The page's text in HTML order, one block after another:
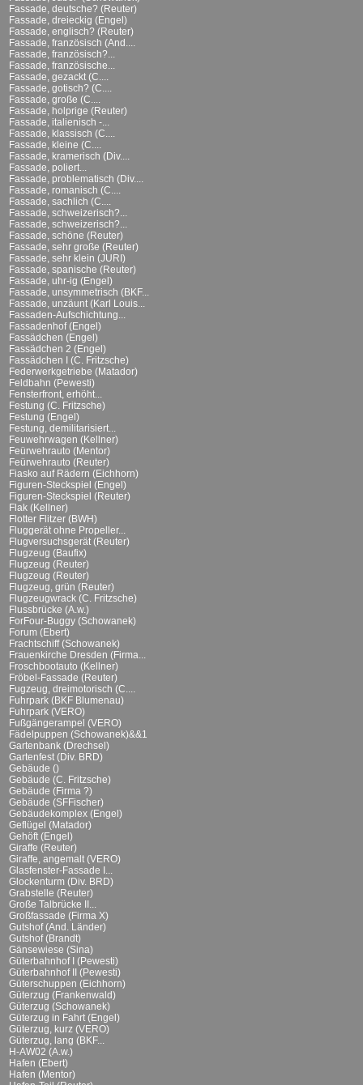
Fassade, deutsche? (Reuter)
Fassade, dreieckig (Engel)
Fassade, englisch? (Reuter)
Fassade, französisch (And....
Fassade, französisch?...
Fassade, französische...
Fassade, gezackt (C....
Fassade, gotisch? (C....
Fassade, große (C....
Fassade, holprige (Reuter)
Fassade, italienisch -...
Fassade, klassisch (C....
Fassade, kleine (C....
Fassade, kramerisch (Div....
Fassade, poliert...
Fassade, problematisch (Div....
Fassade, romanisch (C....
Fassade, sachlich (C....
Fassade, schweizerisch?...
Fassade, schweizerisch?...
Fassade, schöne (Reuter)
Fassade, sehr große (Reuter)
Fassade, sehr klein (JURI)
Fassade, spanische (Reuter)
Fassade, uhr-ig (Engel)
Fassade, unsymmetrisch (BKF...
Fassade, unzäunt (Karl Louis...
Fassaden-Aufschichtung...
Fassadenhof (Engel)
Fassädchen (Engel)
Fassädchen 2 (Engel)
Fassädchen I (C. Fritzsche)
Federwerkgetriebe (Matador)
Feldbahn (Pewesti)
Fensterfront, erhöht...
Festung (C. Fritzsche)
Festung (Engel)
Festung, demilitarisiert...
Feuwehrwagen (Kellner)
Feürwehrauto (Mentor)
Feürwehrauto (Reuter)
Fiasko auf Rädern (Eichhorn)
Figuren-Steckspiel (Engel)
Figuren-Steckspiel (Reuter)
Flak (Kellner)
Flotter Flitzer (BWH)
Fluggerät ohne Propeller...
Flugversuchsgerät (Reuter)
Flugzeug (Baufix)
Flugzeug (Reuter)
Flugzeug (Reuter)
Flugzeug, grün (Reuter)
Flugzeugwrack (C. Fritzsche)
Flussbrücke (A.w.)
ForFour-Buggy (Schowanek)
Forum (Ebert)
Frachtschiff (Schowanek)
Frauenkirche Dresden (Firma...
Froschbootauto (Kellner)
Fröbel-Fassade (Reuter)
Fugzeug, dreimotorisch (C....
Fuhrpark (BKF Blumenau)
Fuhrpark (VERO)
Fußgängerampel (VERO)
Fädelpuppen (Schowanek)&&1
Gartenbank (Drechsel)
Gartenfest (Div. BRD)
Gebäude ()
Gebäude (C. Fritzsche)
Gebäude (Firma ?)
Gebäude (SFFischer)
Gebäudekomplex (Engel)
Geflügel (Matador)
Gehöft (Engel)
Giraffe (Reuter)
Giraffe, angemalt (VERO)
Glasfenster-Fassade I...
Glockenturm (Div. BRD)
Grabstelle (Reuter)
Große Talbrücke II...
Großfassade (Firma X)
Gutshof (And. Länder)
Gutshof (Brandt)
Gänsewiese (Sina)
Güterbahnhof I (Pewesti)
Güterbahnhof II (Pewesti)
Güterschuppen (Eichhorn)
Güterzug (Frankenwald)
Güterzug (Schowanek)
Güterzug in Fahrt (Engel)
Güterzug, kurz (VERO)
Güterzug, lang (BKF...
H-AW02 (A.w.)
Hafen (Ebert)
Hafen (Mentor)